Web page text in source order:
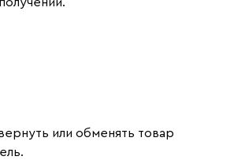
или обменять товар